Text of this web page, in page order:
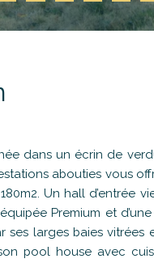
dans un écrin de
abouties vous
Un hall d’entrée
Premium et
larges baies
pool house avec